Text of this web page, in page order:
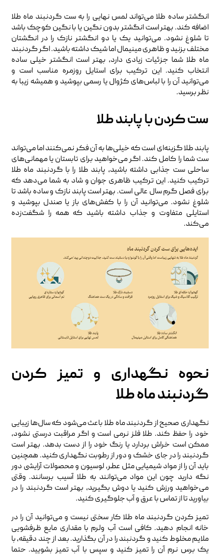
انگشتر ساده طلا می‌تواند لمس نهایی را به ست گردنبند ماه طلا
اضافه کند. بهتر است انگشتر بدون نگین یا با نگین کوچک باشد
تا شلوغ نشود. می‌توانید یک یا دو انگشتر نازک را در انگشتان
مختلف بزنید و ظاهری مینیمال اما شیک داشته باشید. اگر گردنبند
ماه طلا شما جزئیات زیادی دارد، بهتر است انگشتر خیلی ساده
انتخاب کنید. این ترکیب برای استایل روزمره مناسب است و
می‌توانید آن را با لباس‌های کژوال یا رسمی بپوشید و همیشه زیبا به
نظر برسید.
ست کردن با پابند طلا
پابند طلا گزینه‌ای است که خیلی‌ها به آن فکر نمی‌کنند اما می‌تواند
ست شما را کامل کند. اگر می‌خواهید برای تابستان یا مهمانی‌های
ساحلی ست جذابی داشته باشید، پابند طلا را با گردنبند ماه طلا
ترکیب کنید. این ترکیب ظاهری جوان و شاد به شما می‌دهد که
برای فصل گرم سال عالی است. بهتر است پابند نازک و ساده باشد تا
شلوغ نشود. می‌توانید آن را با کفش‌های باز یا صندل بپوشید و
استایلی متفاوت و جذاب داشته باشید که همه را شگفت‌زده
می‌کند.
نحوه نگهداری و تمیز کردن
گردنبند ماه طلا
نگهداری صحیح از گردنبند ماه طلا باعث می‌شود که سال‌ها زیبایی
خود را حفظ کند. طلا فلز نرمی است و اگر مراقبت درستی نشود،
ممکن است خراش بردارد یا رنگ خود را از دست بدهد. بهتر است
گردنبند را در جای خشک و دور از رطوبت نگهداری کنید. همچنین
باید آن را از مواد شیمیایی مثل عطر، لوسیون و محصولات آرایشی دور
نگه دارید چون این مواد می‌توانند به طلا آسیب برسانند. وقتی
می‌خواهید ورزش کنید یا دوش بگیرید، بهتر است گردنبند را در
بیاورید تا از تماس با عرق و آب جلوگیری کنید.
تمیز کردن گردنبند ماه طلا کار سختی نیست و می‌توانید آن را در
خانه انجام دهید. کافی است آب ولرم با مقداری مایع ظرفشویی
ملایم مخلوط کنید و گردنبند را در آن بگذارید. بعد از چند دقیقه، با
یک برس نرم آن را تمیز کنید و سپس با آب تمیز بشویید. حتما